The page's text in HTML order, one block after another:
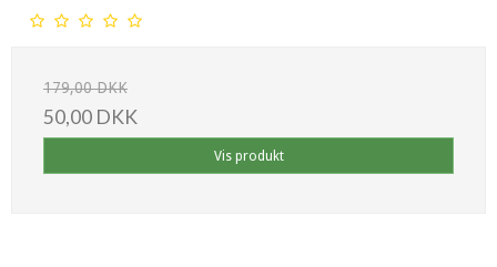
179,00 DKK
50,00 DKK
Vis produkt